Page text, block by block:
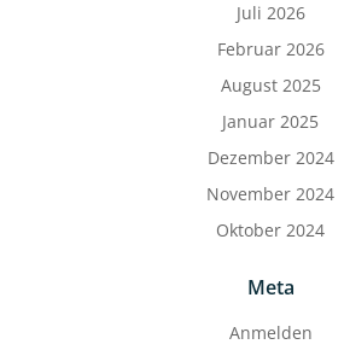
Juli 2026
Februar 2026
August 2025
Januar 2025
Dezember 2024
November 2024
Oktober 2024
Meta
Anmelden